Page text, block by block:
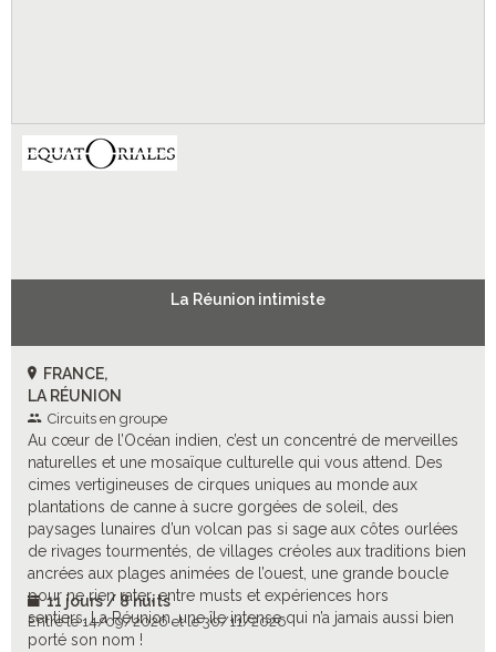
La Réunion intimiste
FRANCE,
LA RÉUNION
Circuits en groupe
Au cœur de l’Océan indien, c’est un concentré de merveilles
naturelles et une mosaïque culturelle qui vous attend. Des
cimes vertigineuses de cirques uniques au monde aux
plantations de canne à sucre gorgées de soleil, des
paysages lunaires d’un volcan pas si sage aux côtes ourlées
de rivages tourmentés, de villages créoles aux traditions bien
ancrées aux plages animées de l’ouest, une grande boucle
pour ne rien rater, entre musts et expériences hors
sentiers. La Réunion, une île intense qui n’a jamais aussi bien
porté son nom !
11 jours / 8 nuits
Entre le 14/09/2026 et le 30/11/2026